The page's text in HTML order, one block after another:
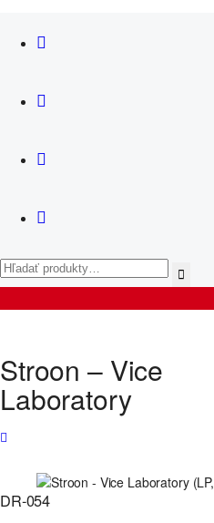
Stroon – Vice
Laboratory
DR-054